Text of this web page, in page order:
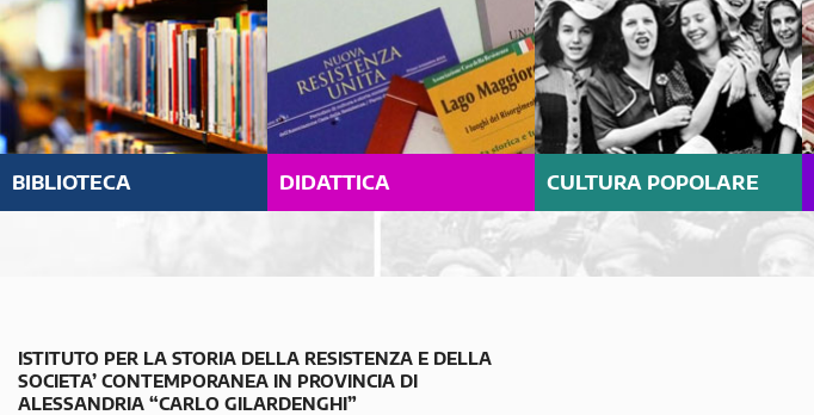
BIBLIOTECA DIDATTICA CULTURA POPOLARE
ISTITUTO PER LA STORIA DELLA RESISTENZA E DELLA
SOCIETA’ CONTEMPORANEA IN PROVINCIA DI
ALESSANDRIA “CARLO GILARDENGHI”